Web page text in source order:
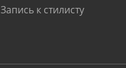
Запись к стилисту